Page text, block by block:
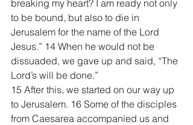
breaking my heart? I am ready not only
to be bound, but also to die in
Jerusalem for the name of the Lord
Jesus.” 14 When he would not be
dissuaded, we gave up and said, “The
Lord’s will be done.”
15 After this, we started on our way up
to Jerusalem. 16 Some of the disciples
from Caesarea accompanied us and